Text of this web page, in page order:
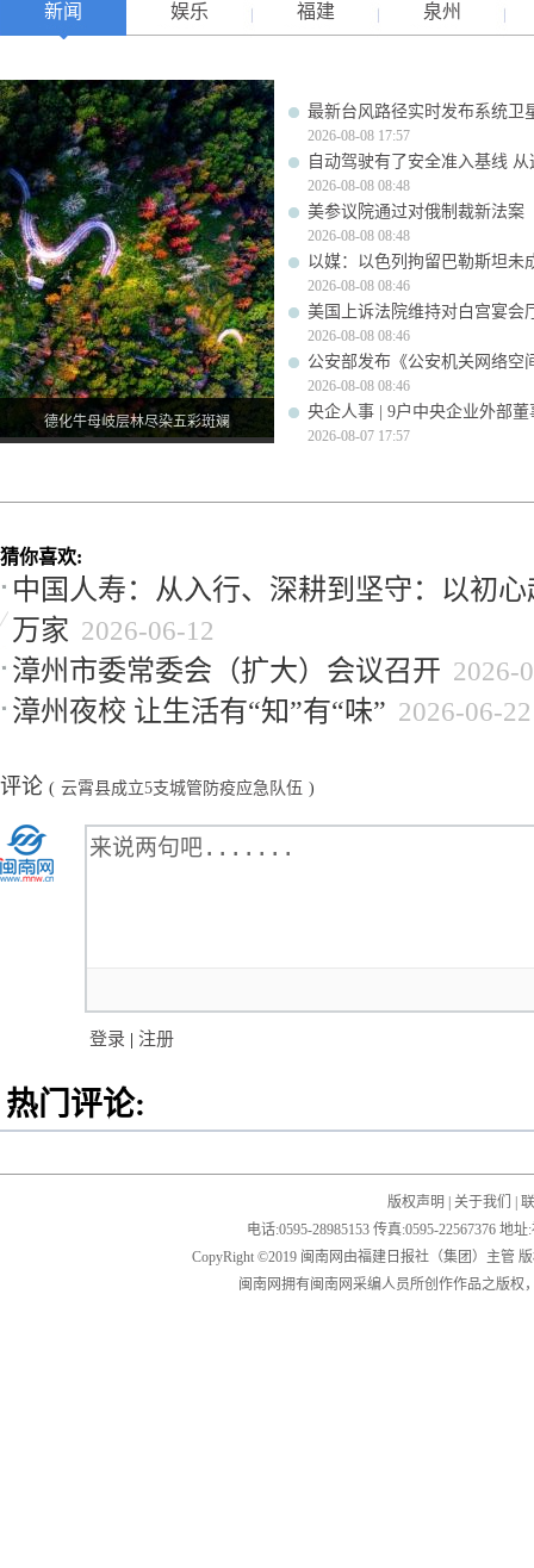
新闻 娱乐 福建 泉州
德化牛母岐层林尽染五彩斑斓
最新台风路径实时发布系统卫
2026-08-08 17:57
自动驾驶有了安全准入基线
2026-08-08 08:48
美参议院通过对俄制裁新法案
2026-08-08 08:48
以媒：以色列拘留巴勒斯坦未
2026-08-08 08:46
美国上诉法院维持对白宫宴会
2026-08-08 08:46
公安部发布《公安机关网络空
2026-08-08 08:46
央企人事 | 9户中央企业外部
2026-08-07 17:57
猜你喜欢:
中国人寿：从入行、深耕到坚守：以初
万家 2026-06-12
漳州市委常委会（扩大）会议召开 2026-
漳州夜校 让生活有“知”有“味” 2026-06-22
评论 ( 云霄县成立5支城管防疫应急队伍 )
登录 | 注册
热门评论:
版权声明 关于我们
电话:0595-28985153 传真:0595-22567376 地
CopyRight ©2019 闽南网由福建日报社（集团）主管
闽南网拥有闽南网采编人员所创作作品之版